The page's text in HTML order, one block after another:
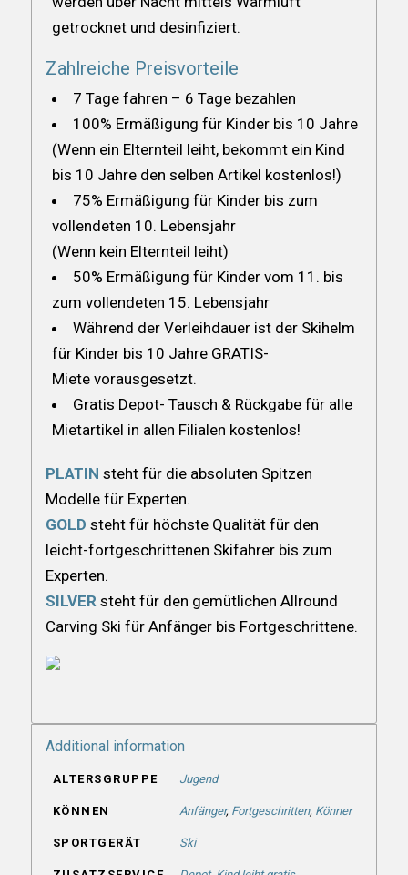
getrocknet und desinfiziert.
Zahlreiche Preisvorteile
7 Tage fahren – 6 Tage bezahlen
100% Ermäßigung für Kinder bis 10 Jahre
(Wenn ein Elternteil leiht, bekommt ein Kind
bis 10 Jahre den selben Artikel kostenlos!)
75% Ermäßigung für Kinder bis zum
vollendeten 10. Lebensjahr
(Wenn kein Elternteil leiht)
50% Ermäßigung für Kinder vom 11. bis
zum vollendeten 15. Lebensjahr
Während der Verleihdauer ist der Skihelm
für Kinder bis 10 Jahre GRATIS-
Miete vorausgesetzt.
Gratis Depot- Tausch & Rückgabe für alle
Mietartikel in allen Filialen kostenlos!
PLATIN steht für die absoluten Spitzen
Modelle für Experten.
GOLD steht für höchste Qualität für den
leicht-fortgeschrittenen Skifahrer bis zum
Experten.
SILVERsteht für den gemütlichen Allround
Carving Ski für Anfänger bis Fortgeschrittene.
Additional information
ALTERSGRUPPE Jugend
KÖNNEN Anfänger, Fortgeschritten, Könner
SPORTGERÄT Ski